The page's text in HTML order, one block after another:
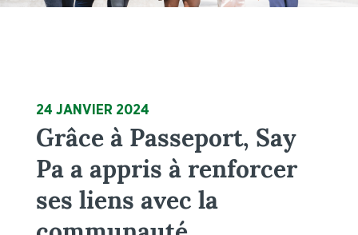
24 JANVIER 2024
Grâce à Passeport, Say
Pa a appris à renforcer
ses liens avec la